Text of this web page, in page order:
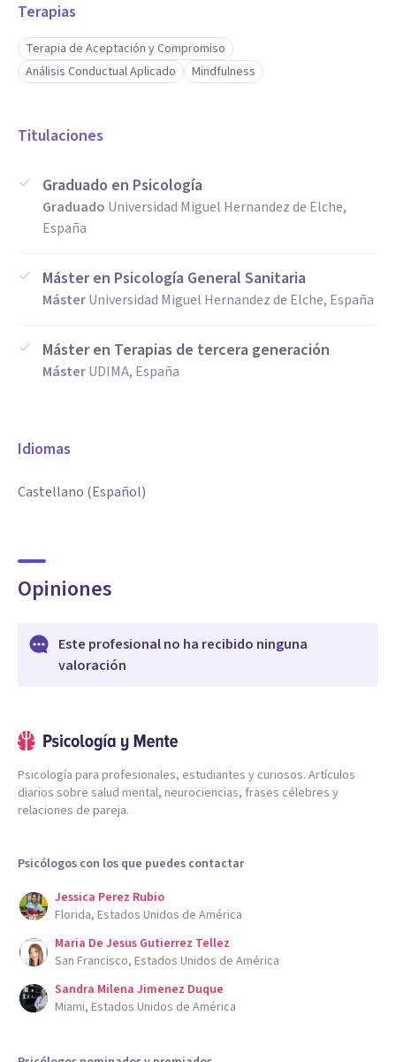
Terapias
Terapia de Aceptación y Compromiso
Análisis Conductual Aplicado
Mindfulness
Titulaciones
Graduado en Psicología
Graduado Universidad Miguel Hernandez de Elche,
España
Máster en Psicología General Sanitaria
MásterUniversidad Miguel Hernandez de Elche, España
Máster en Terapias de tercera generación
MásterUDIMA, España
Idiomas
Castellano (Español)
Opiniones
Este profesional no ha recibido ninguna
valoración
Psicología para profesionales, estudiantes y curiosos. Artículos
diarios sobre salud mental, neurociencias, frases célebres y
relaciones de pareja.
Psicólogos con los que puedes contactar
Jessica Perez Rubio
Florida, Estados Unidos de América
Maria De Jesus Gutierrez Tellez
San Francisco, Estados Unidos de América
Sandra Milena Jimenez Duque
Miami, Estados Unidos de América